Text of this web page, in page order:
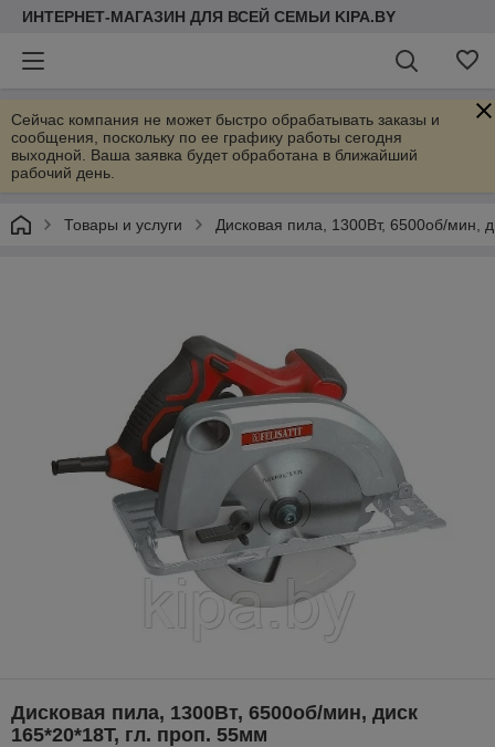
ИНТЕРНЕТ-МАГАЗИН ДЛЯ ВСЕЙ СЕМЬИ KIPA.BY
Сейчас компания не может быстро обрабатывать заказы и
сообщения, поскольку по ее графику работы сегодня
выходной. Ваша заявка будет обработана в ближайший
рабочий день.
Товары и услуги Дисковая пила, 1300Вт, 6500об/мин,
Дисковая пила, 1300Вт, 6500об/мин, диск
165*20*18Т, гл. проп. 55мм